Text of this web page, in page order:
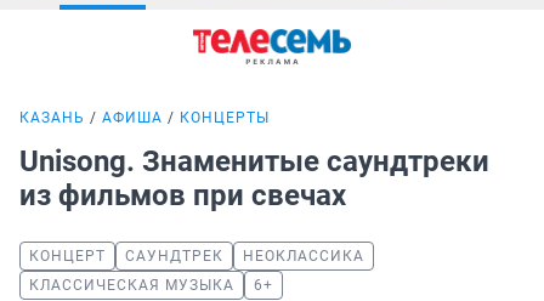
КАЗАНЬ АФИША КОНЦЕРТЫ
Unisong. Знаменитые саундтреки
из фильмов при свечах
КОНЦЕРТ САУНДТРЕК
НЕОКЛАССИКА
КЛАССИЧЕСКАЯ МУЗЫКА
6+